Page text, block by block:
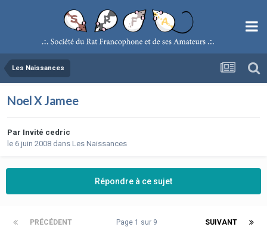
Les Naissances
Noel X Jamee
Par Invité cedric
le 6 juin 2008 dans Les Naissances
Répondre à ce sujet
PRÉCÉDENT SUIVANT
Page 1 sur 9